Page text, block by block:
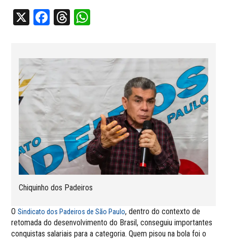
X Facebook
Threads
Chiquinho dos Padeiros
OSindicato dos Padeiros de São Paulo, dentro do contexto de
retomada do desenvolvimento do Brasil, conseguiu importantes
conquistas salariais para a categoria. Quem pisou na bola foi o